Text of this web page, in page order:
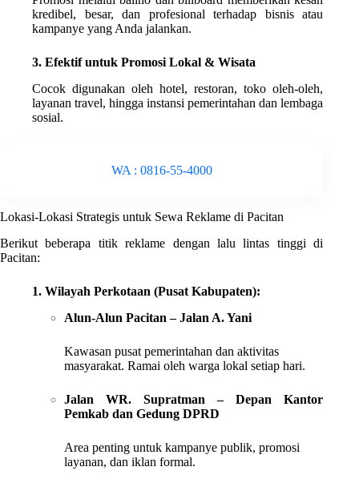
kredibel, besar, dan profesional terhadap bisnis atau
kampanye yang Anda jalankan.
3. Efektif untuk Promosi Lokal & Wisata
Cocok digunakan oleh hotel, restoran, toko oleh-oleh,
layanan travel, hingga instansi pemerintahan dan lembaga
sosial.
WA : 0816-55-4000
Lokasi-Lokasi Strategis untuk Sewa Reklame di Pacitan
Berikut beberapa titik reklame dengan lalu lintas tinggi di
Pacitan:
1. Wilayah Perkotaan (Pusat Kabupaten):
Alun-Alun Pacitan – Jalan A. Yani
Kawasan pusat pemerintahan dan aktivitas
masyarakat. Ramai oleh warga lokal setiap hari.
Jalan WR. Supratman – Depan Kantor
Pemkab dan Gedung DPRD
Area penting untuk kampanye publik, promosi
layanan, dan iklan formal.